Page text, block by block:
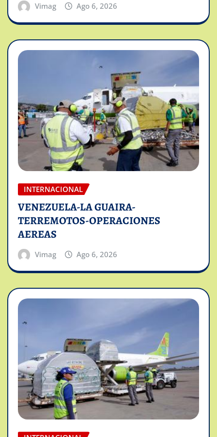
Vimag Ago 6, 2026
INTERNACIONAL
VENEZUELA-LA GUAIRA-
TERREMOTOS-OPERACIONES
AEREAS
Vimag Ago 6, 2026